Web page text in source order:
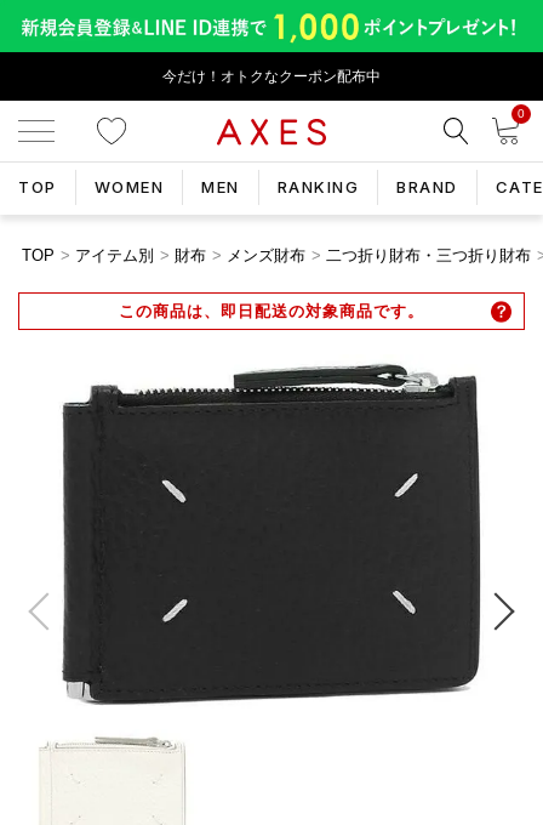
今だけ！オトクなクーポン配布中
0
TOP WOMEN MEN RANKING BRAND
TOP アイテム別 財布 メンズ財布 二つ折り財布・三つ折り財布
この商品は、即日配送の対象商品です。